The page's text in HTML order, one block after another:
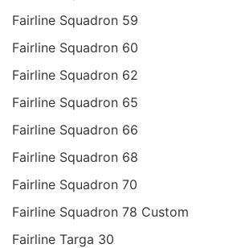
Fairline Squadron 59
Fairline Squadron 60
Fairline Squadron 62
Fairline Squadron 65
Fairline Squadron 66
Fairline Squadron 68
Fairline Squadron 70
Fairline Squadron 78 Custom
Fairline Targa 30